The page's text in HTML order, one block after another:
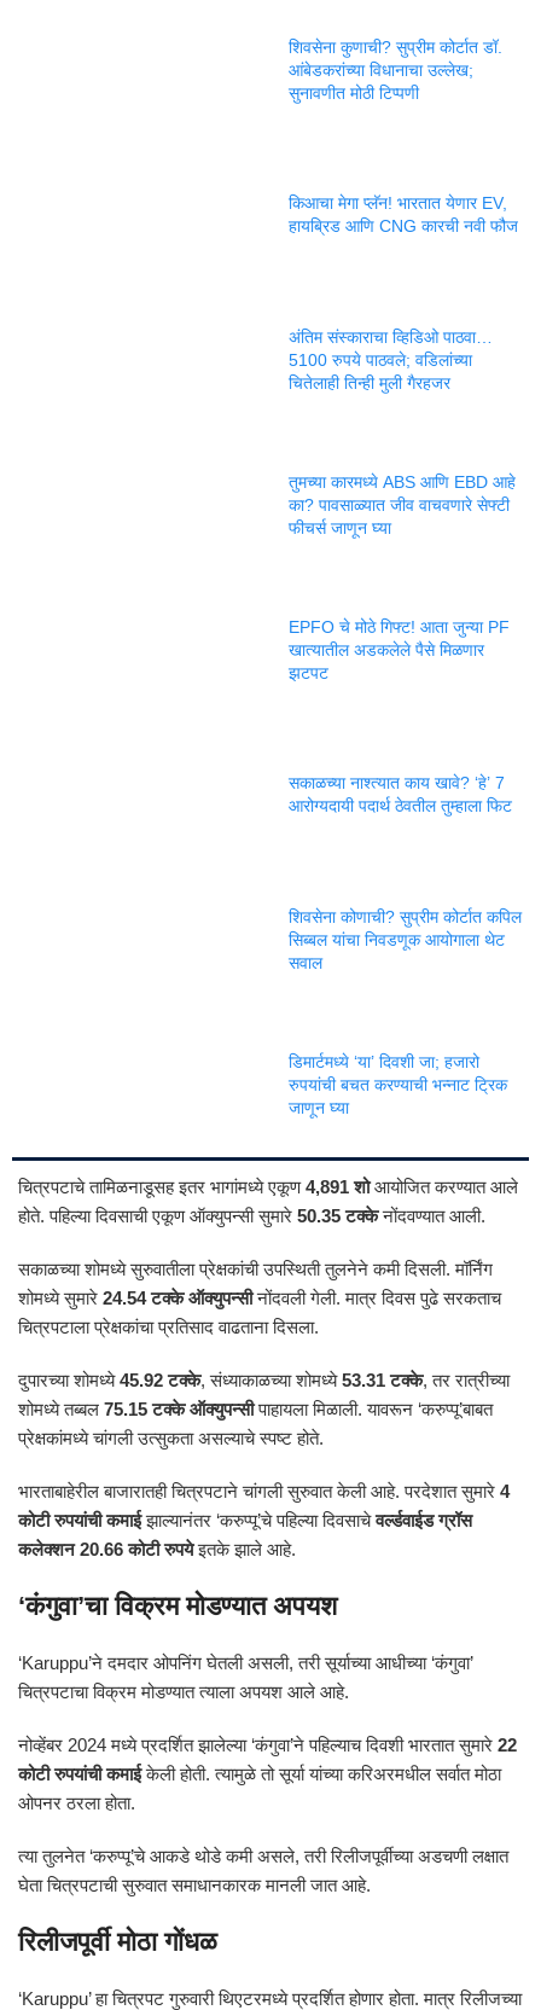
शिवसेना कुणाची? सुप्रीम कोर्टात डॉ.
आंबेडकरांच्या विधानाचा उल्लेख;
सुनावणीत मोठी टिप्पणी
किआचा मेगा प्लॅन! भारतात येणार EV,
हायब्रिड आणि CNG कारची नवी फौज
अंतिम संस्काराचा व्हिडिओ पाठवा…
5100 रुपये पाठवले; वडिलांच्या
चितेलाही तिन्ही मुली गैरहजर
तुमच्या कारमध्ये ABS आणि EBD आहे
का? पावसाळ्यात जीव वाचवणारे सेफ्टी
फीचर्स जाणून घ्या
EPFO चे मोठे गिफ्ट! आता जुन्या PF
खात्यातील अडकलेले पैसे मिळणार
झटपट
सकाळच्या नाश्त्यात काय खावे? ‘हे’ 7
आरोग्यदायी पदार्थ ठेवतील तुम्हाला फिट
शिवसेना कोणाची? सुप्रीम कोर्टात कपिल
सिब्बल यांचा निवडणूक आयोगाला थेट
सवाल
डिमार्टमध्ये ‘या’ दिवशी जा; हजारो
रुपयांची बचत करण्याची भन्नाट ट्रिक
जाणून घ्या
चित्रपटाचे तामिळनाडूसह इतर भागांमध्ये एकूण4,891 शोआयोजित करण्यात आले
होते. पहिल्या दिवसाची एकूण ऑक्युपन्सी सुमारे 50.35 टक्केनोंदवण्यात आली.
सकाळच्या शोमध्ये सुरुवातीला प्रेक्षकांची उपस्थिती तुलनेने कमी दिसली. मॉर्निंग
शोमध्ये सुमारे 24.54 टक्के ऑक्युपन्सीनोंदवली गेली. मात्र दिवस पुढे सरकताच
चित्रपटाला प्रेक्षकांचा प्रतिसाद वाढताना दिसला.
दुपारच्या शोमध्ये45.92 टक्के, संध्याकाळच्या शोमध्ये53.31 टक्के, तर रात्रीच्या
शोमध्ये तब्बल 75.15 टक्के ऑक्युपन्सीपाहायला मिळाली. यावरून ‘करुप्पू’बाबत
प्रेक्षकांमध्ये चांगली उत्सुकता असल्याचे स्पष्ट होते.
भारताबाहेरील बाजारातही चित्रपटाने चांगली सुरुवात केली आहे. परदेशात सुमारे 4
कोटी रुपयांची कमाईझाल्यानंतर ‘करुप्पू’चे पहिल्या दिवसाचेवर्ल्डवाईड ग्रॉस
कलेक्शन 20.66 कोटी रुपयेइतके झाले आहे.
‘कंगुवा’चा विक्रम मोडण्यात अपयश
‘Karuppu’ने दमदार ओपनिंग घेतली असली, तरी सूर्याच्या आधीच्या ‘कंगुवा’
चित्रपटाचा विक्रम मोडण्यात त्याला अपयश आले आहे.
नोव्हेंबर 2024 मध्ये प्रदर्शित झालेल्या ‘कंगुवा’ने पहिल्याच दिवशी भारतात सुमारे 22
कोटी रुपयांची कमाईकेली होती. त्यामुळे तो सूर्या यांच्या करिअरमधील सर्वात मोठा
ओपनर ठरला होता.
त्या तुलनेत ‘करुप्पू’चे आकडे थोडे कमी असले, तरी रिलीजपूर्वीच्या अडचणी लक्षात
घेता चित्रपटाची सुरुवात समाधानकारक मानली जात आहे.
रिलीजपूर्वी मोठा गोंधळ
‘Karuppu’ हा चित्रपट गुरुवारी थिएटरमध्ये प्रदर्शित होणार होता. मात्र रिलीजच्या